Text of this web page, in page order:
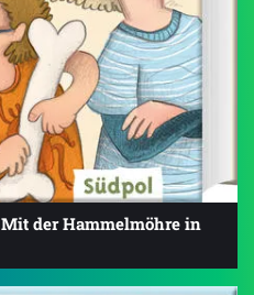
der Hammelmöhre in